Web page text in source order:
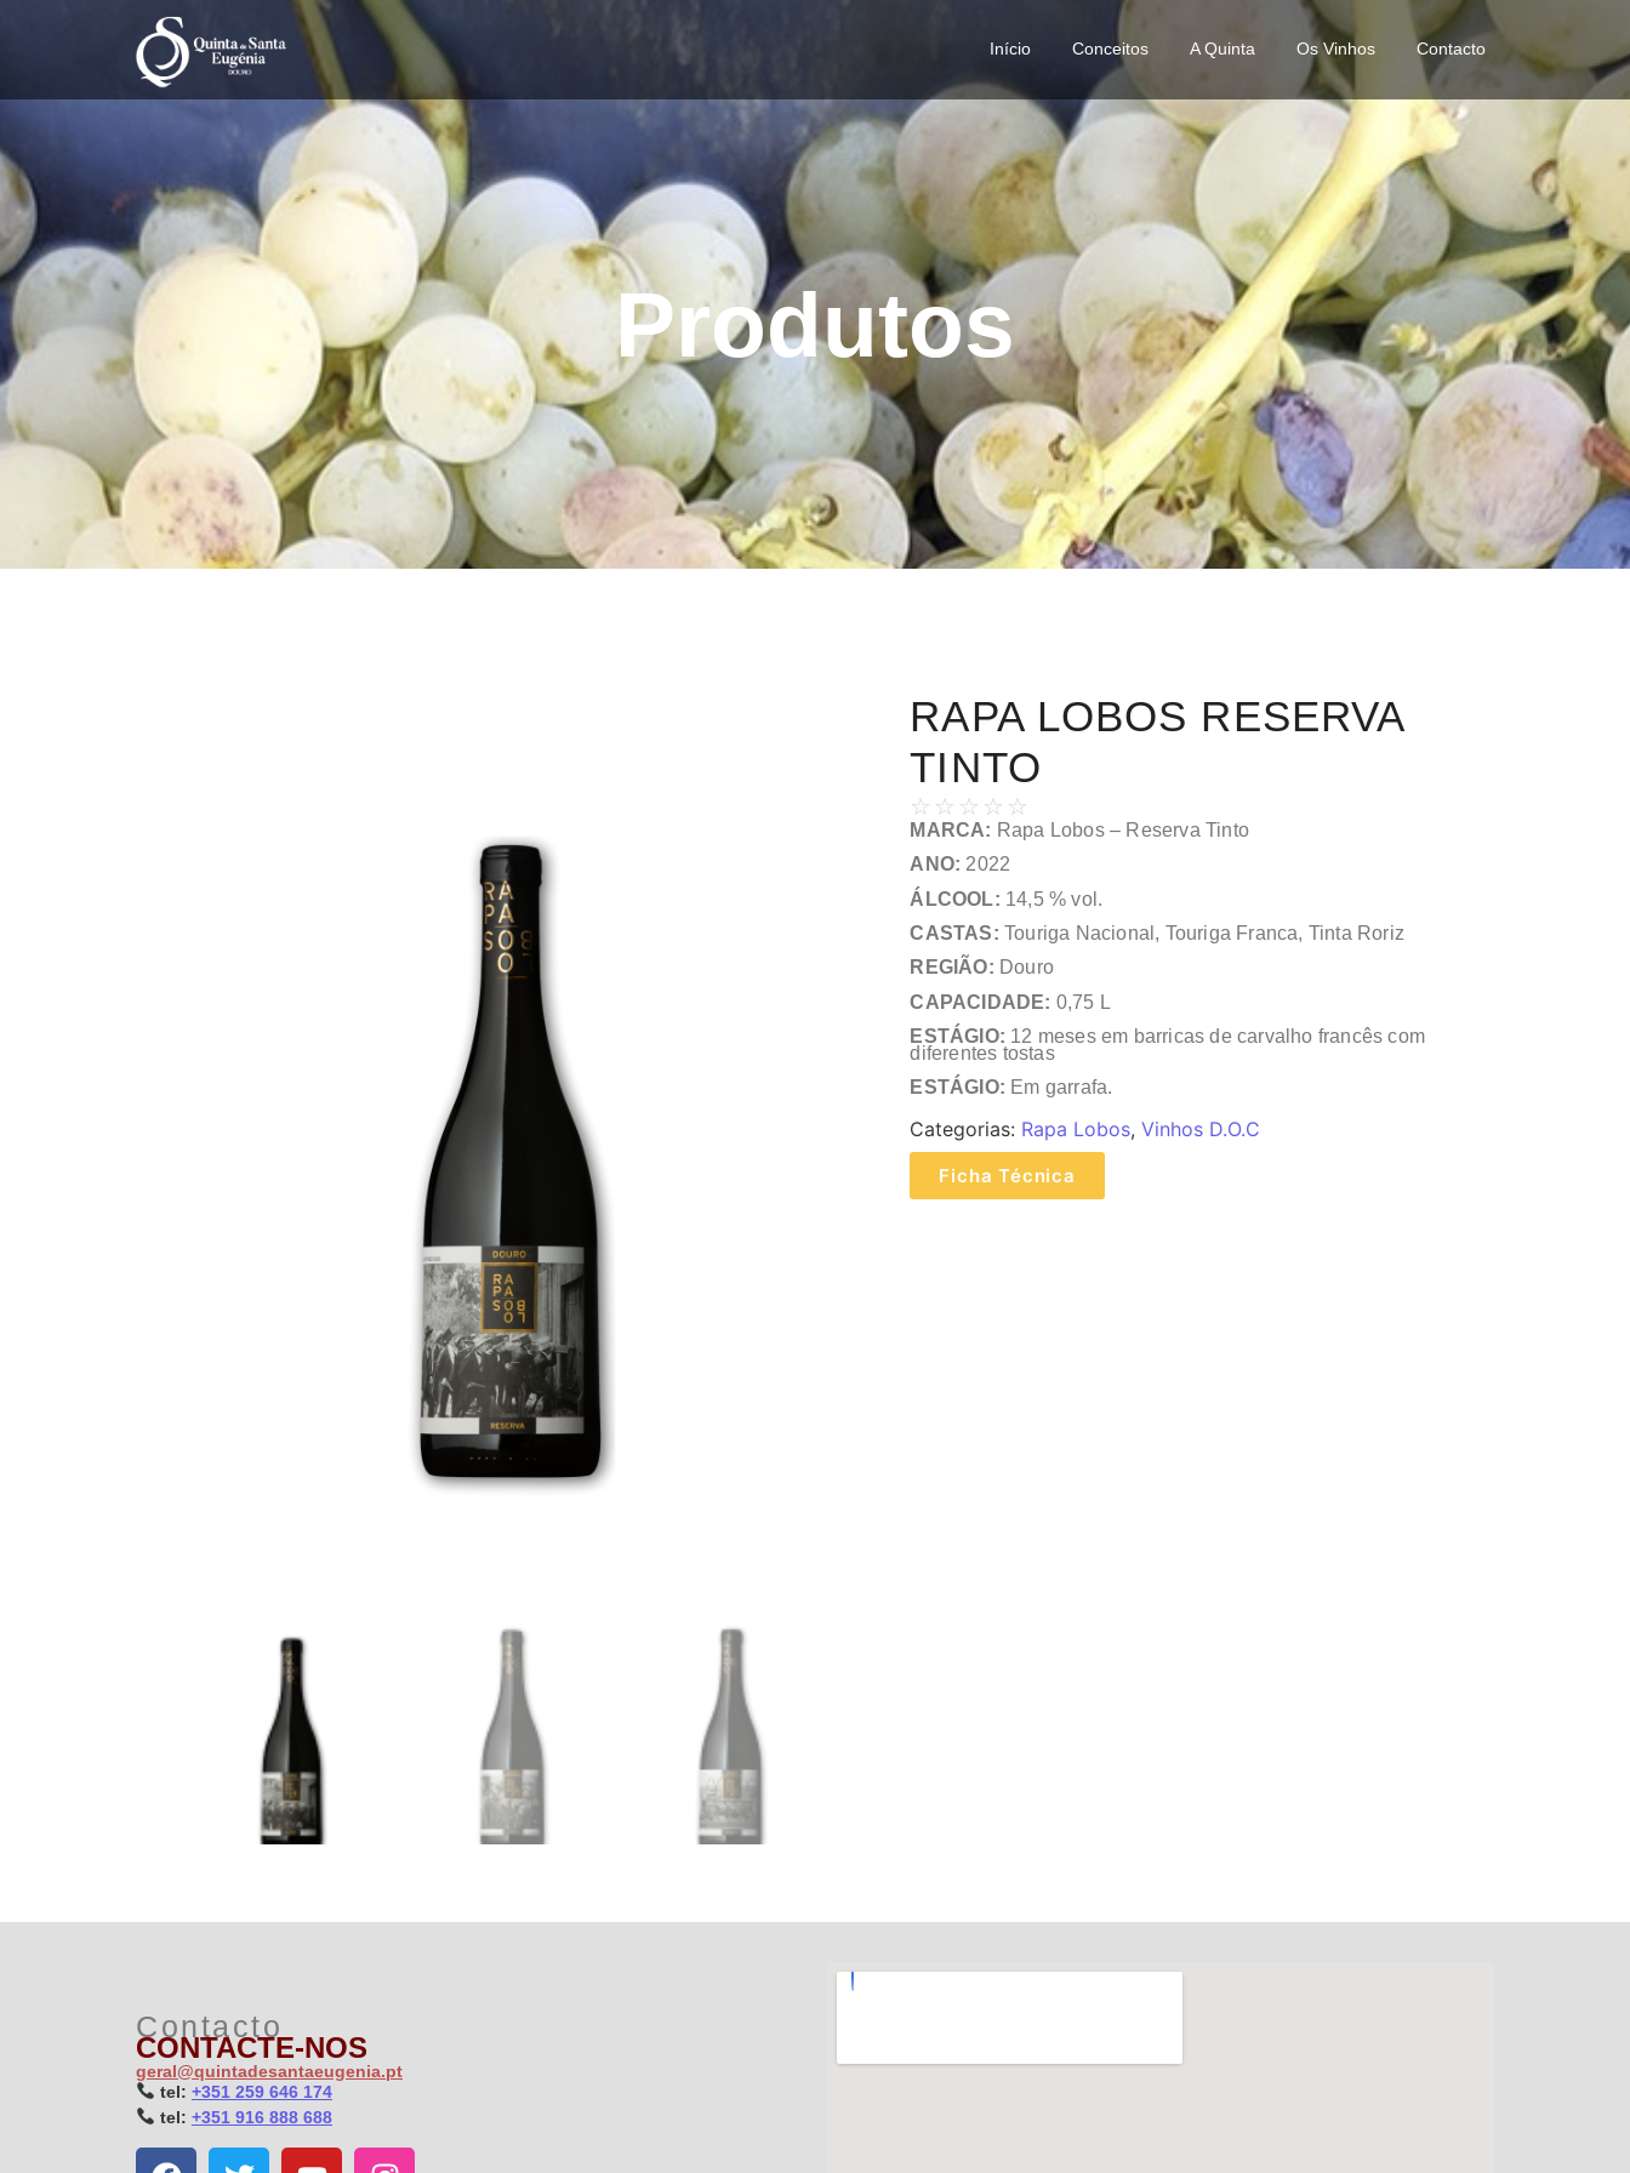
Início Conceitos A Quinta Os Vinhos Contacto
Produtos
RAPA LOBOS RESERVA
TINTO
☆ ☆ ☆ ☆ ☆
MARCA: Rapa Lobos – Reserva Tinto
ANO: 2022
ÁLCOOL: 14,5 % vol.
CASTAS: Touriga Nacional, Touriga Franca, Tinta Roriz
REGIÃO: Douro
CAPACIDADE: 0,75 L
ESTÁGIO: 12 meses em barricas de carvalho francês com
diferentes tostas
ESTÁGIO: Em garrafa.
Categorias: Rapa Lobos,Vinhos D.O.C
Ficha Técnica
Contacto
CONTACTE-NOS
geral@quintadesantaeugenia.pt
tel: +351 259 646 174
tel: +351 916 888 688